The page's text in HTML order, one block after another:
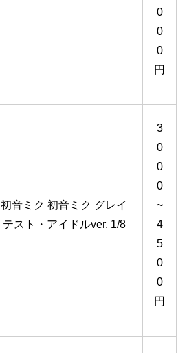
0
0
0
円
初音ミク 初音ミク グレイ
テスト・アイドルver. 1/8
3
0
0
0
~
4
5
0
0
円